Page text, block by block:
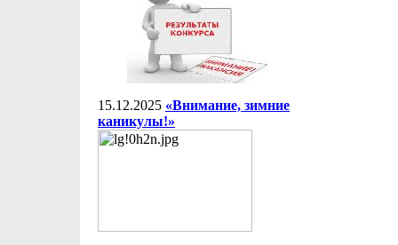
15.12.2025 «Внимание, зимние
каникулы!»